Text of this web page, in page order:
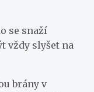
se snaží
vždy slyšet na
brány v